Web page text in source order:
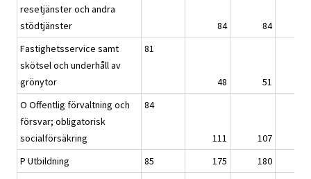
resetjänster och andra
stödtjänster
84
84
Fastighetsservice samt
skötsel och underhåll av
grönytor
81
48
51
O Offentlig förvaltning och
försvar; obligatorisk
socialförsäkring
84
111
107
P Utbildning
85 175
180